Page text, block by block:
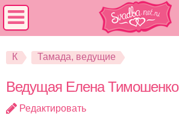
К Тамада, ведущие
Ведущая Елена Тимошенко
Редактировать